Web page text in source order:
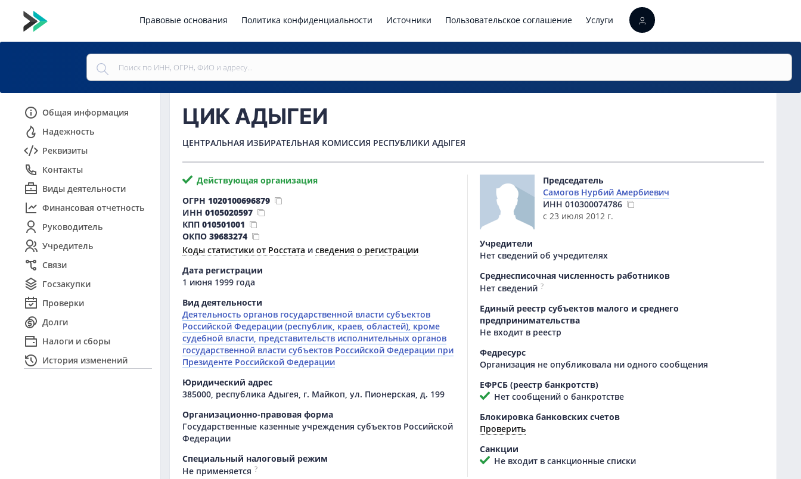
Правовые основания Политика конфиденциальности Источники Пользовательское соглашение Услуги
Общая информация
Надежность
Реквизиты
Контакты
Виды деятельности
Финансовая отчетность
Руководитель
Учредитель
Связи
Госзакупки
Проверки
Долги
Налоги и сборы
История изменений
ЦИК АДЫГЕИ
ЦЕНТРАЛЬНАЯ ИЗБИРАТЕЛЬНАЯ КОМИССИЯ РЕСПУБЛИКИ АДЫГЕЯ
Действующая организация
ОГРН 1020100696879
ИНН 0105020597
КПП 010501001
ОКПО 39683274
Коды статистики от Росстата и сведения о регистрации
Дата регистрации
1 июня 1999 года
Вид деятельности
Деятельность органов государственной власти субъектов
Российской Федерации (республик, краев, областей), кроме
судебной власти, представительств исполнительных органов
государственной власти субъектов Российской Федерации при
Президенте Российской Федерации
Юридический адрес
385000, республика Адыгея, г. Майкоп, ул. Пионерская, д. 199
Организационно-правовая форма
Государственные казенные учреждения субъектов Российской
Федерации
Специальный налоговый режим
Не применяется ?
Председатель
Самогов Нурбий Амербиевич
ИНН 010300074786
с 23 июля 2012 г.
Учредители
Нет сведений об учредителях
Среднесписочная численность работников
Нет сведений ?
Единый реестр субъектов малого и среднего
предпринимательства
Не входит в реестр
Федресурс
Организация не опубликовала ни одного сообщения
ЕФРСБ (реестр банкротств)
Нет сообщений о банкротстве
Блокировка банковских счетов
Проверить
Санкции
Не входит в санкционные списки